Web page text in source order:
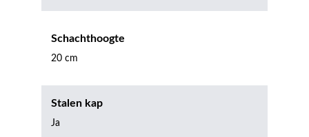
Schachthoogte
20 cm
Stalen kap
Ja